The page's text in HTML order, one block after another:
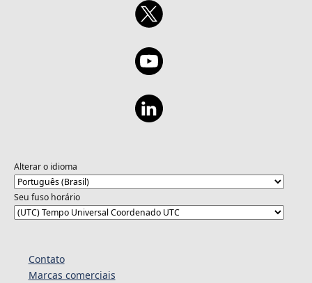
Alterar o idioma
Seu fuso horário
Contato
Marcas comerciais